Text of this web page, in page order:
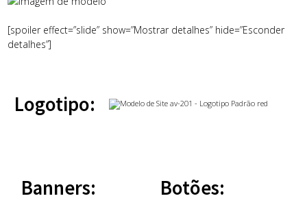
[spoiler effect=”slide” show=”Mostrar detalhes” hide=”Esconder
detalhes”]
Logotipo:
Banners: Botões: